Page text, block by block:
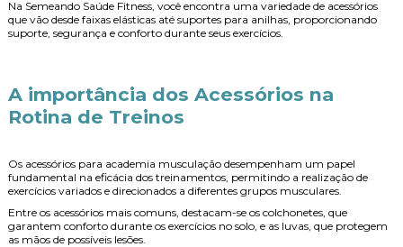
Na Semeando Saúde Fitness, você encontra uma variedade de acessórios
que vão desde faixas elásticas até suportes para anilhas, proporcionando
suporte, segurança e conforto durante seus exercícios.
A importância dos Acessórios na
Rotina de Treinos
Os acessórios para academia musculação desempenham um papel
fundamental na eficácia dos treinamentos, permitindo a realização de
exercícios variados e direcionados a diferentes grupos musculares.
Entre os acessórios mais comuns, destacam-se os colchonetes, que
garantem conforto durante os exercícios no solo, e as luvas, que protegem
as mãos de possíveis lesões.